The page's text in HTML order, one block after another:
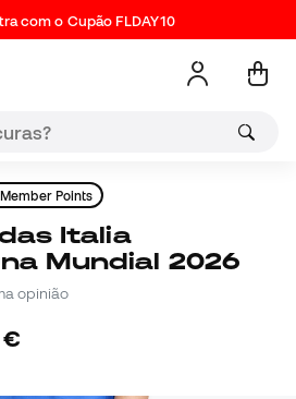
com o Cupão FLDAY10
Member Points
Mundial 2026
opinião
€